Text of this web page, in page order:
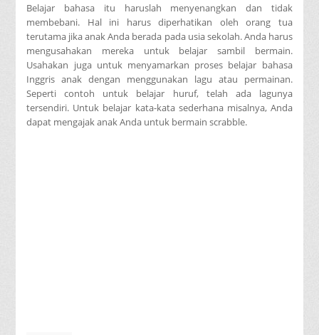
Belajar bahasa itu haruslah menyenangkan dan tidak
membebani. Hal ini harus diperhatikan oleh orang tua
terutama jika anak Anda berada pada usia sekolah. Anda harus
mengusahakan mereka untuk belajar sambil bermain.
Usahakan juga untuk menyamarkan proses belajar bahasa
Inggris anak dengan menggunakan lagu atau permainan.
Seperti contoh untuk belajar huruf, telah ada lagunya
tersendiri. Untuk belajar kata-kata sederhana misalnya, Anda
dapat mengajak anak Anda untuk bermain scrabble.